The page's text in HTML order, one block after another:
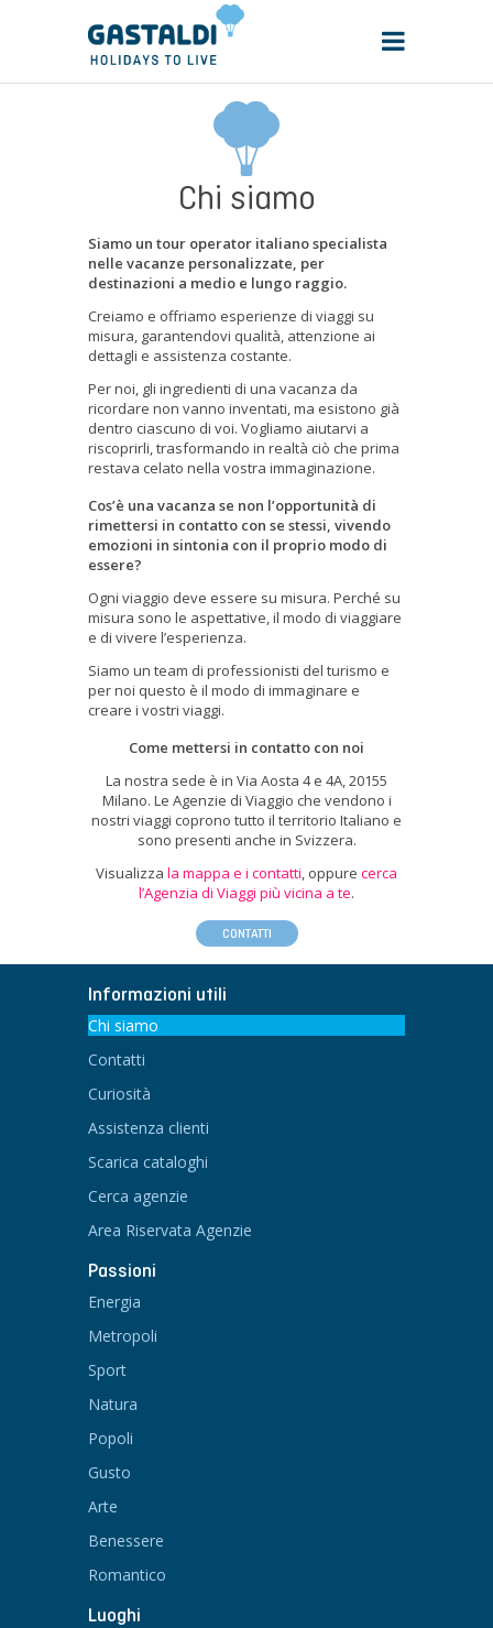
Chi siamo
Siamo un tour operator italiano specialista
nelle vacanze personalizzate, per
destinazioni a medio e lungo raggio.
Creiamo e offriamo esperienze di viaggi su
misura, garantendovi qualità, attenzione ai
dettagli e assistenza costante.
Per noi, gli ingredienti di una vacanza da
ricordare non vanno inventati, ma esistono già
dentro ciascuno di voi. Vogliamo aiutarvi a
riscoprirli, trasformando in realtà ciò che prima
restava celato nella vostra immaginazione.
Cos’è una vacanza se non l’opportunità di
rimettersi in contatto con se stessi, vivendo
emozioni in sintonia con il proprio modo di
essere?
Ogni viaggio deve essere su misura. Perché su
misura sono le aspettative, il modo di viaggiare
e di vivere l’esperienza.
Siamo un team di professionisti del turismo e
per noi questo è il modo di immaginare e
creare i vostri viaggi.
Come mettersi in contatto con noi
La nostra sede è in Via Aosta 4 e 4A, 20155
Milano. Le Agenzie di Viaggio che vendono i
nostri viaggi coprono tutto il territorio Italiano e
sono presenti anche in Svizzera.
Visualizza la mappa e i contatti, oppure cerca
l’Agenzia di Viaggi più vicina a te.
CONTATTI
Informazioni utili
Chi siamo
Contatti
Curiosità
Assistenza clienti
Scarica cataloghi
Cerca agenzie
Area Riservata Agenzie
Passioni
Energia
Metropoli
Sport
Natura
Popoli
Gusto
Arte
Benessere
Romantico
Luoghi